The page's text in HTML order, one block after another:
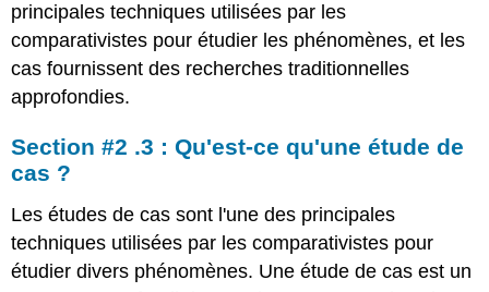
principales techniques utilisées par les
comparativistes pour étudier les phénomènes, et les
cas fournissent des recherches traditionnelles
approfondies.
Section #2 .3 : Qu'est-ce qu'une étude de
cas ?
Les études de cas sont l'une des principales
techniques utilisées par les comparativistes pour
étudier divers phénomènes. Une étude de cas est un